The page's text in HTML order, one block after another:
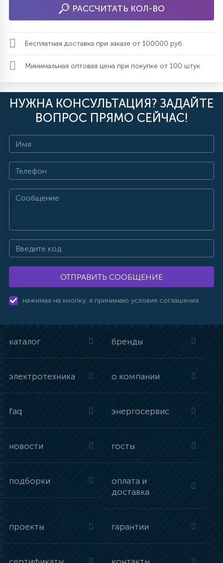
РАССЧИТАТЬ КОЛ-ВО
Бесплатная доставка при заказе от 100000 руб.
Минимальная оптовая цена при покупке от 100 штук
НУЖНА КОНСУЛЬТАЦИЯ? ЗАДАЙТЕ
ВОПРОС ПРЯМО СЕЙЧАС!
ОТПРАВИТЬ СООБЩЕНИЕ
нажимая на кнопку, я принимаю условия соглашения.
каталог бренды
электротехника о компании
faq энергосервис
новости госты
подборки
оплата и
доставка
проекты гарантии